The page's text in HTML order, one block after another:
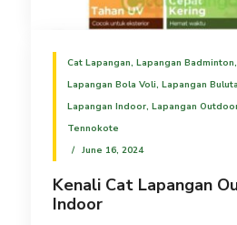
Cat Lapangan, Lapangan Badminton,
Lapangan Bola Voli, Lapangan
Lapangan Indoor, Lapangan
Tennokote
June 16, 2024
Kenali Cat Lapangan
Indoor